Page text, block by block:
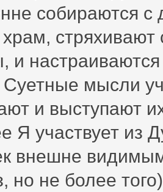
собираются с
стряхивают
и
мысли
и выступают
Я участвует из
внешне
но не более